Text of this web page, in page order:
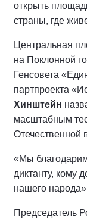
открыть
страны, где
Центральная
на Поклонной
Генсовета
партпроекта
Хинштейн
масштабным
Отечественной
«Мы
диктанту, кому
нашего
Председатель